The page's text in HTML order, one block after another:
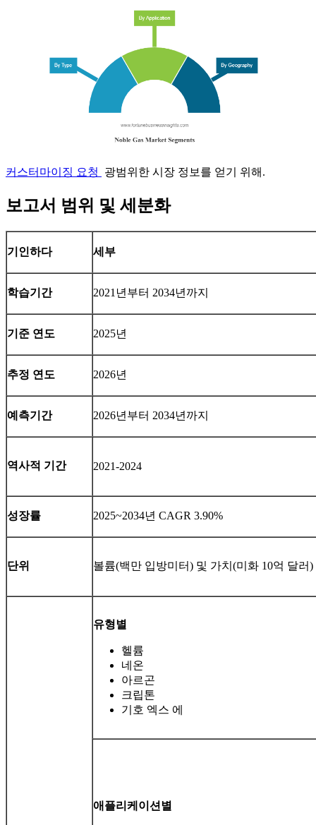
커스터마이징 요청 광범위한 시장 정보를 얻기 위해.
보고서 범위 및 세분화
기인하다 세부
학습기간 2021년부터 2034년까지
기준 연도 2025년
추정 연도 2026년
예측기간 2026년부터 2034년까지
역사적 기간 2021-2024
성장률 2025~2034년 CAGR 3.90%
단위 볼륨(백만 입방미터) 및 가치(미화 10억 달러)
유형별
헬륨
네온
아르곤
크립톤
기호 엑스 에
애플리케이션별